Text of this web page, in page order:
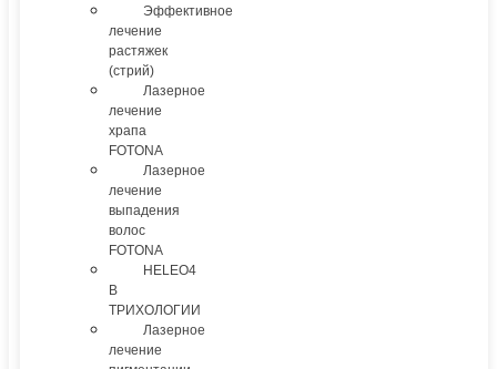
Эффективное
лечение
растяжек
(стрий)
Лазерное
лечение
храпа
FOTONA
Лазерное
лечение
выпадения
волос
FOTONA
HELEO4
В
ТРИХОЛОГИИ
Лазерное
лечение